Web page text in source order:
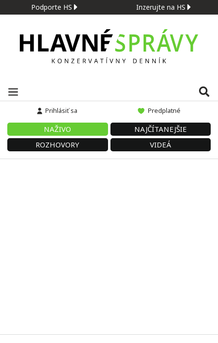
Podporte HS Inzerujte na HS
Prihlásiť sa Predplatné
NAŽIVO
NAJČÍTANEJŠIE
ROZHOVORY
VIDEÁ